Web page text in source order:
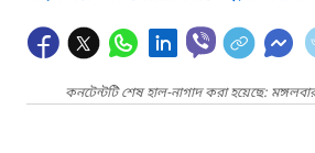
কনটেন্টটি শেষ হাল-নাগাদ করা হয়েছে: